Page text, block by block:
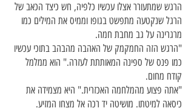
הרגש שמתעורר אצלו עכשיו כלפיה, חש כיצד הכאב של
הרגל שנקטעה מתפשט בגופו וממיס את המילים כמו
מרגרינה על גב מחבת חמה.
"הרגש הזה החמקמק של האהבה מהבהב בתוכי עכשיו
כמו פנס של ספינה המאותתת לעזרה." הוא ממלמל
קודח מחום.
"אתה פצוע מהמלחמה האכזרית." היא מצמידה את
כיסאה למיטתו. מושיטה יד רכה אל מצחו המזיע.